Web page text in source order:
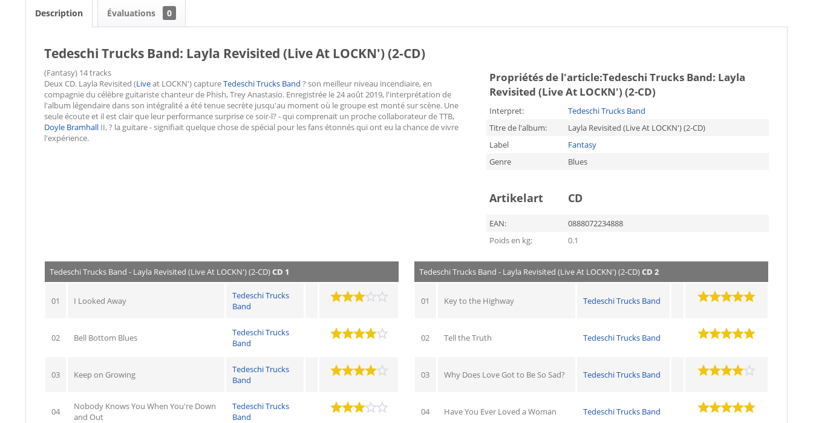
Description Évaluations 0
Tedeschi Trucks Band: Layla Revisited (Live At LOCKN') (2-CD)
(Fantasy) 14 tracks
Deux CD. Layla Revisited (Liveat LOCKN') captureTedeschi Trucks Band ? son meilleur niveau incendiaire, en
compagnie du célèbre guitariste chanteur de Phish, Trey Anastasio. Enregistrée le 24 août 2019, l'interprétation de
l'album légendaire dans son intégralité a été tenue secrète jusqu'au moment où le groupe est monté sur scène. Une
seule écoute et il est clair que leur performance surprise ce soir-l? - qui comprenait un proche collaborateur de TTB,
Doyle Bramhall II, ? la guitare - signifiait quelque chose de spécial pour les fans étonnés qui ont eu la chance de vivre
l'expérience.
Propriétés de l'article:Tedeschi Trucks Band: Layla
Revisited (Live At LOCKN') (2-CD)
Interpret:
Tedeschi Trucks Band
Titre de l'album:
Layla Revisited (Live At LOCKN') (2-CD)
Label
Fantasy
Genre
Blues
Artikelart CD
EAN:
0888072234888
Poids en kg:
0.1
Tedeschi Trucks Band - Layla Revisited (Live At LOCKN') (2-CD)CD 1
01 I Looked Away
Tedeschi Trucks
Band
02 Bell Bottom Blues
Tedeschi Trucks
Band
03 Keep on Growing
Tedeschi Trucks
Band
04
Nobody Knows You When You're Down
and Out
Tedeschi Trucks
Band
Tedeschi Trucks Band - Layla Revisited (Live At LOCKN') (2-CD)CD 2
01 Key to the Highway Tedeschi Trucks Band
02 Tell the Truth Tedeschi Trucks Band
03 Why Does Love Got to Be So Sad? Tedeschi Trucks Band
04 Have You Ever Loved a Woman Tedeschi Trucks Band